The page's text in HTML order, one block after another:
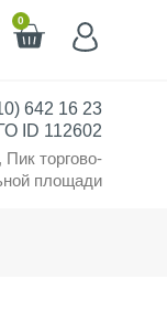
0
642 16 23
ID 112602
торгово-
площади